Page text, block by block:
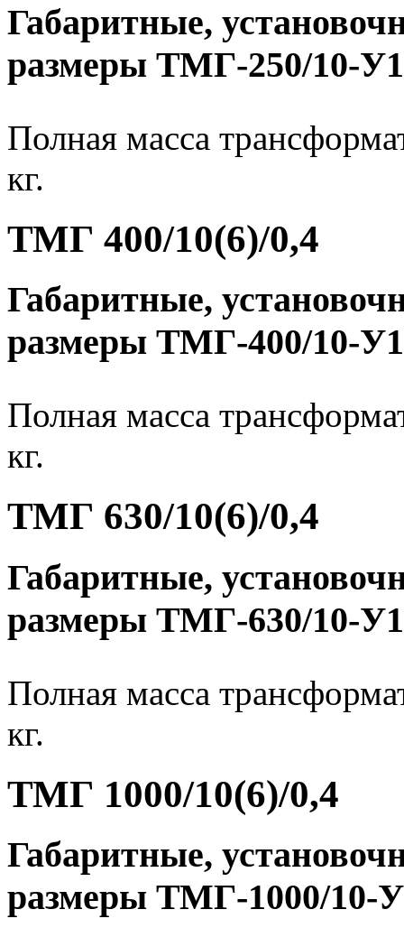
Габаритные,
размеры ТМГ-250/10-У1
Полная масса
кг.
ТМГ 400/10(6)/0,4
Габаритные,
размеры ТМГ-400/10-У1
Полная масса
кг.
ТМГ 630/10(6)/0,4
Габаритные,
размеры ТМГ-630/10-У1
Полная масса
кг.
ТМГ 1000/10(6)/0,4
Габаритные,
размеры ТМГ-1000/10-